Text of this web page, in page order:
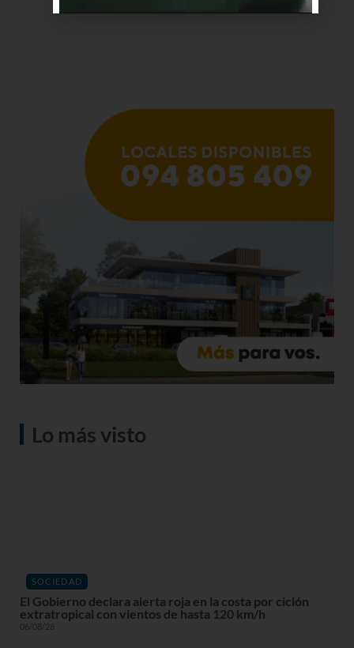
Lo más visto
SOCIEDAD
El Gobierno declara alerta roja en la costa por ciclón
extratropical con vientos de hasta 120 km/h
06/08/26